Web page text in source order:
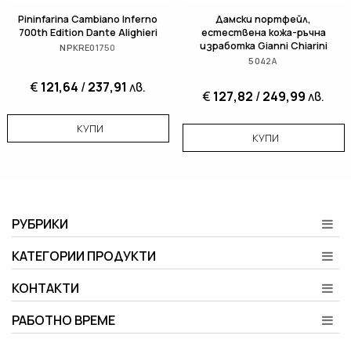
Pininfarina Cambiano Inferno
700th Edition Dante Alighieri
NPKRE01750
€ 121,64 /237,91 лв.
КУПИ
Дамски портфейл,
естествена кожа-ръчна
изработка Gianni Chiarini
5042A
€ 127,82 /249,99лв.
КУПИ
РУБРИКИ
КАТЕГОРИИ ПРОДУКТИ
КОНТАКТИ
РАБОТНО ВРЕМЕ